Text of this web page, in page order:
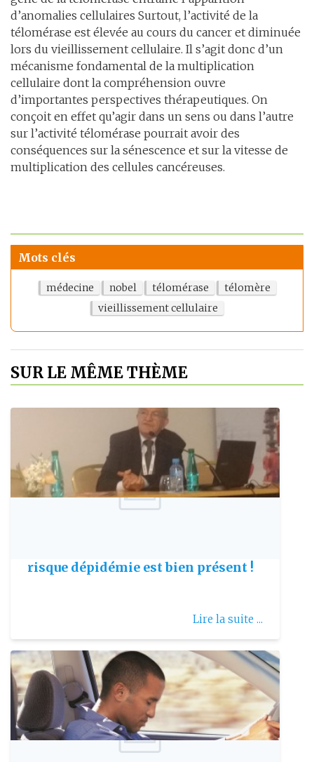
d’anomalies cellulaires Surtout, l’activité de la
télomérase est élevée au cours du cancer et diminuée
lors du vieillissement cellulaire. Il s’agit donc d’un
mécanisme fondamental de la multiplication
cellulaire dont la compréhension ouvre
d’importantes perspectives thérapeutiques. On
conçoit en effet qu’agir dans un sens ou dans l’autre
sur l’activité télomérase pourrait avoir des
conséquences sur la sénescence et sur la vitesse de
multiplication des cellules cancéreuses.
Mots clés
médecine nobel télomérase
télomère
vieillissement cellulaire
SUR LE MÊME THÈME
risque dépidémie est bien présent !
Lire la suite ...